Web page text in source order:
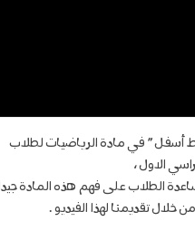
أسفل ” في مادة الرياضيات لطلاب
الاول ،
الطلاب على فهم هذه المادة جيدا
خلال تقديمنا لهذا الفيديو .